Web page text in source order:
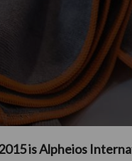
is Alpheios